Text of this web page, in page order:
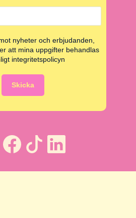
nyheter och erbjudanden,
att mina uppgifter behandlas
integritetspolicyn
Skicka